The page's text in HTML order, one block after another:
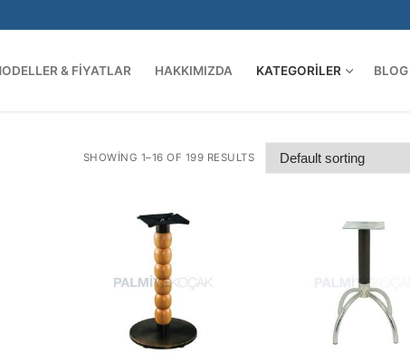
& FIYATLAR HAKKIMIZDA KATEGORILER BLOG
Arama:
SHOWING 1–16 OF 199 RESULTS